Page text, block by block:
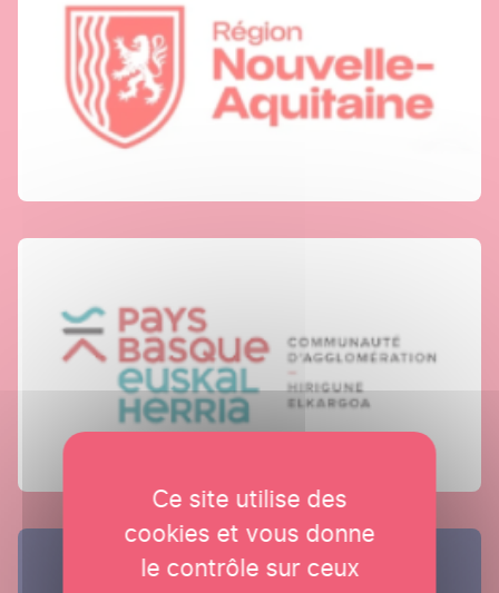
Ce site utilise des
cookies et vous donne
le contrôle sur ceux